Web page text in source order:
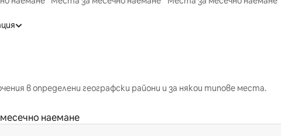
в определени географски райони и за някои типове места.
наемане